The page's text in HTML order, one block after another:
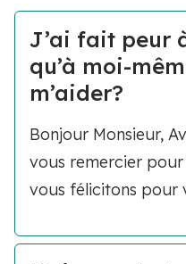
J’ai fait peur
qu’à moi-
m’aider?
Bonjour Monsieur,
vous remercier
vous félicitons pour